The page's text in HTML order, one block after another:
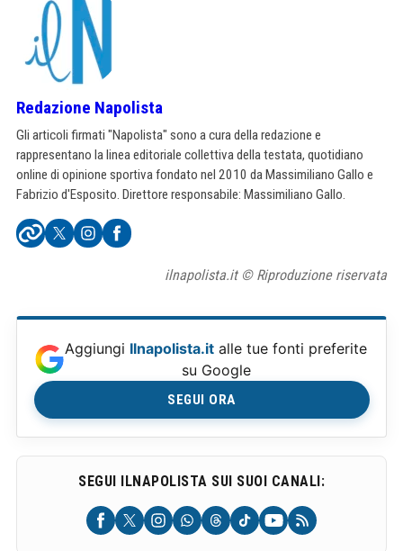
Redazione Napolista
Gli articoli firmati "Napolista" sono a cura della redazione e
rappresentano la linea editoriale collettiva della testata, quotidiano
online di opinione sportiva fondato nel 2010 da Massimiliano Gallo e
Fabrizio d'Esposito. Direttore responsabile: Massimiliano Gallo.
ilnapolista.it © Riproduzione riservata
Aggiungi Ilnapolista.it alle tue fonti preferite
su Google
SEGUI ORA
SEGUI ILNAPOLISTA SUI SUOI CANALI: